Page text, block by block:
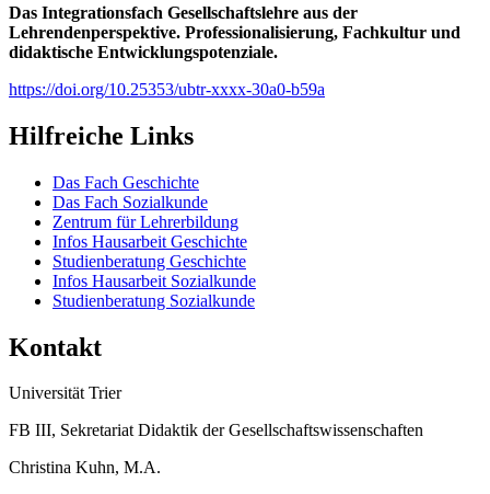
Das Integrationsfach Gesellschaftslehre aus der
Lehrendenperspektive. Professionalisierung, Fachkultur und
didaktische Entwicklungspotenziale.
https://doi.org/10.25353/ubtr-xxxx-30a0-b59a
Hilfreiche Links
Das Fach Geschichte
Das Fach Sozialkunde
Zentrum für Lehrerbildung
Infos Hausarbeit Geschichte
Studienberatung Geschichte
Infos Hausarbeit Sozialkunde
Studienberatung Sozialkunde
Kontakt
Universität Trier
FB III, Sekretariat Didaktik der Gesellschaftswissenschaften
Christina Kuhn, M.A.